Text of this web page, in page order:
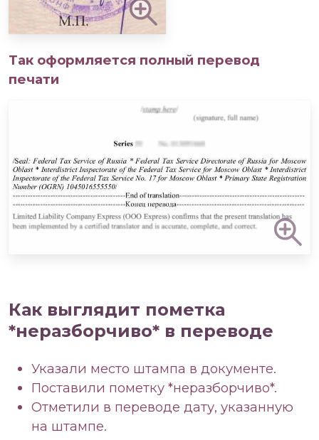
Так оформляется полный перевод
печати
Как выглядит пометка
*неразборчиво* в переводе
Указали место штампа в документе.
Поставили пометку *неразборчиво*.
Отметили в переводе дату, указанную
на штампе.